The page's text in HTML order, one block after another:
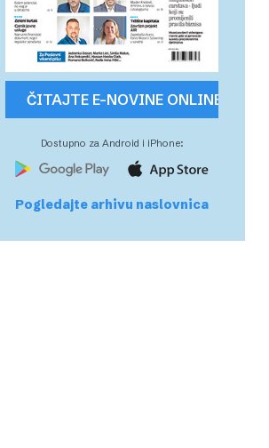
ČITAJTE E-NOVINE ONLINE
Dostupno za Android i iPhone:
Pogledajte arhivu naslovnica